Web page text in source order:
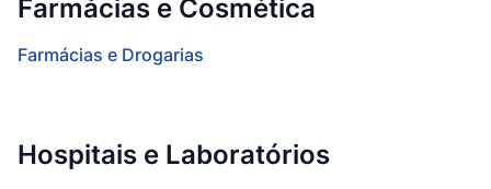
Farmácias e Cosmética
Farmácias e Drogarias
Hospitais e Laboratórios